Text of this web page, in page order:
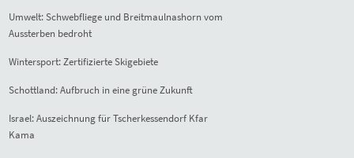
Umwelt: Schwebfliege und Breitmaulnashorn vom
Aussterben bedroht
Wintersport: Zertifizierte Skigebiete
Schottland: Aufbruch in eine grüne Zukunft
Israel: Auszeichnung für Tscherkessendorf Kfar
Kama